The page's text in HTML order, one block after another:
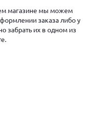
магазине мы можем
заказа либо у
забрать их в одном из